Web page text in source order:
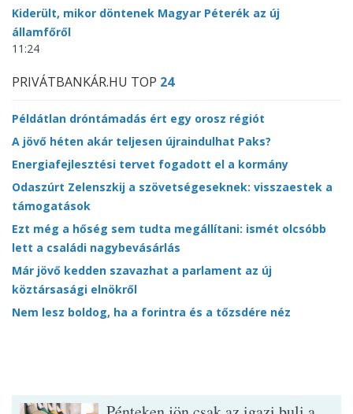
Kiderült, mikor döntenek Magyar Péterék az új
államfőről
11:24
PRIVÁTBANKÁR.HU TOP 24
Példátlan dróntámadás ért egy orosz régiót
A jövő héten akár teljesen újraindulhat Paks?
Energiafejlesztési tervet fogadott el a kormány
Odaszúrt Zelenszkij a szövetségeseknek: visszaestek a
támogatások
Ezt még a hőség sem tudta megállítani: ismét olcsóbb
lett a családi nagybevásárlás
Már jövő kedden szavazhat a parlament az új
köztársasági elnökről
Nem lesz boldog, ha a forintra és a tőzsdére néz